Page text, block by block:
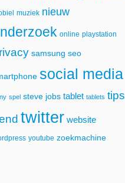
muziek nieuw
online playstation
samsung seo
social media
spel steve jobs tablet tablets tips
twitter website
youtube zoekmachine